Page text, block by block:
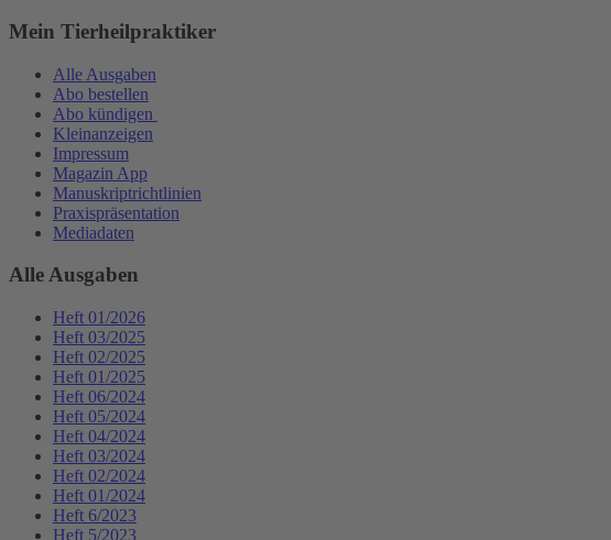
Mein Tierheilpraktiker
Alle Ausgaben
Abo bestellen
Abo kündigen
Kleinanzeigen
Impressum
Magazin App
Manuskriptrichtlinien
Praxispräsentation
Mediadaten
Alle Ausgaben
Heft 01/2026
Heft 03/2025
Heft 02/2025
Heft 01/2025
Heft 06/2024
Heft 05/2024
Heft 04/2024
Heft 03/2024
Heft 02/2024
Heft 01/2024
Heft 6/2023
Heft 5/2023